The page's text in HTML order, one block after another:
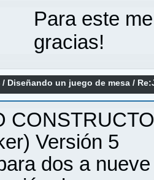
Para este
gracias!
/ Diseñando un juego de mesa /
Versión 5
dos a